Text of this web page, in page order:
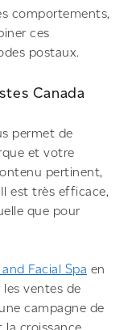
comportements,
ces
postaux.
Canada
permet de
et votre
pertinent,
est très efficace,
que pour
Facial Spa en
ventes de
campagne de